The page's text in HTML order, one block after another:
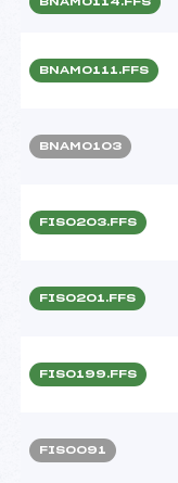
BNAM0111.FFS
BNAM0103
FIS0203.FFS
FIS0201.FFS
FIS0199.FFS
FIS0091